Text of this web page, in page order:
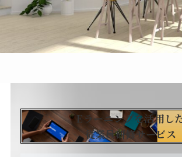
Eラーニングを活用し
従業員研修サービス